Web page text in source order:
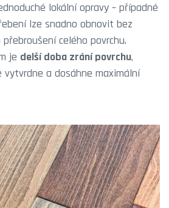
lokální opravy – případné
lze snadno obnovit bez
celého povrchu.
je delší doba zrání povrchu,
a dosáhne maximální